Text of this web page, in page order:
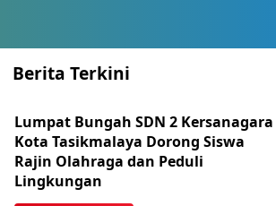
Berita Terkini
Lumpat Bungah SDN 2 Kersanagara
Kota Tasikmalaya Dorong Siswa
Rajin Olahraga dan Peduli
Lingkungan